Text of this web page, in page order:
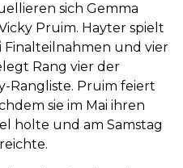
sich Gemma
Pruim. Hayter spielt
Finalteilnahmen und vier
Rang vier der
Rangliste. Pruim feiert
sie im Mai ihren
holte und am Samstag